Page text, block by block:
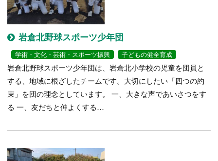
岩倉北野球スポーツ少年団
学術・文化・芸術・スポーツ振興 子どもの健全育成
岩倉北野球スポーツ少年団は、岩倉北小学校の児童を団員と
する、地域に根ざしたチームです。大切にしたい「四つの約
束」を団の理念としています。 一、大きな声であいさつをす
る 一、友だちと仲よくする…